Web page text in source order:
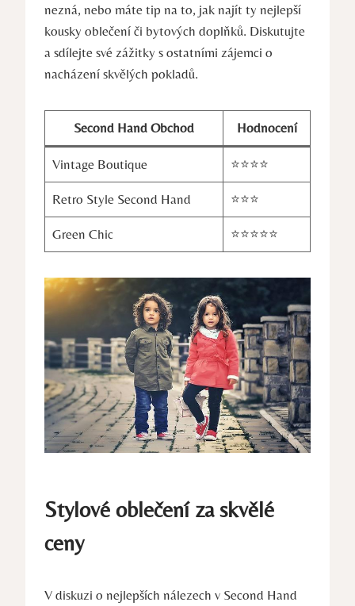
nezná, nebo máte tip na to, jak najít ty nejlepší
kousky oblečení či bytových doplňků. Diskutujte
a sdílejte své zážitky s ostatními zájemci o
nacházení skvělých pokladů.
Second Hand Obchod Hodnocení
Vintage Boutique ⭐️⭐️⭐️⭐️
Retro Style Second Hand ⭐️⭐️⭐️
Green Chic ⭐️⭐️⭐️⭐️⭐️
Stylové oblečení za skvělé
ceny
V diskuzi o nejlepších nálezech v Second Hand